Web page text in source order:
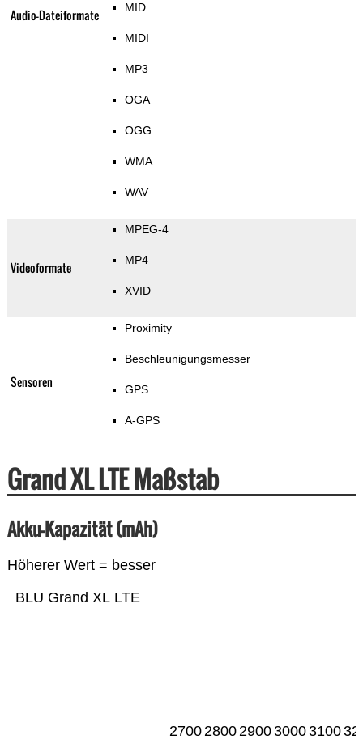
Audio-Dateiformate MID
MIDI
MP3
OGA
OGG
WMA
WAV
Videoformate
MPEG-4
MP4
XVID
Sensoren
Proximity
Beschleunigungsmesser
GPS
A-GPS
Grand XL LTE Maßstab
Akku-Kapazität (mAh)
Höherer Wert = besser
BLU Grand XL LTE
27002800290030003100